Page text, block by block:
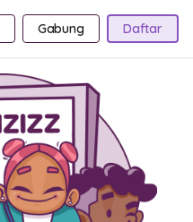
Gabung Daftar